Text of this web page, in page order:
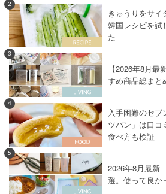
2
きゅうりをサ
韓国レシピを試
た
3
【2026年8月
すめ商品総まと
4
入手困難のセブ
ツパン」は口コ
食べ方も検証
5
2026年8月最新
選。使って良か